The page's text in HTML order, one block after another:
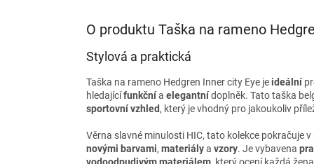
O produktu Taška na rameno
Stylová a praktická
Taška na rameno Hedgren Inner city Eye jeideální
hledajícífunkčnía elegantnídoplněk. Tato taška
sportovní vzhled, který je vhodný pro jakoukoliv
Věrna slavné minulosti HIC, tato kolekce pokračuje
novými barvami, materiálya vzory. Je vybavena
vodoodpudivým materiálem , který ocení každá